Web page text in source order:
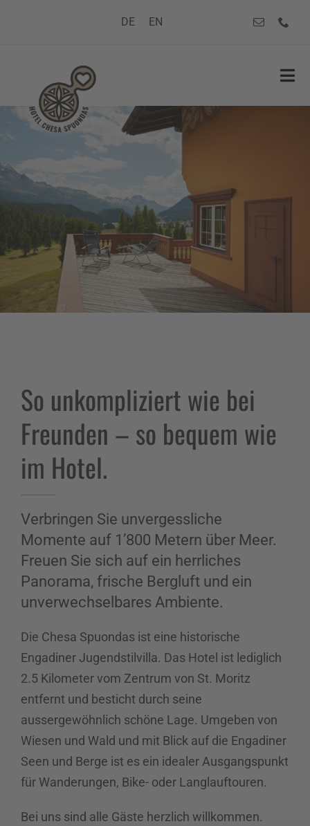
DE EN
So unkompliziert wie bei
Freunden – so bequem wie
im Hotel.
Verbringen Sie unvergessliche
Momente auf 1’800 Metern über Meer.
Freuen Sie sich auf ein herrliches
Panorama, frische Bergluft und ein
unverwechselbares Ambiente.
Die Chesa Spuondas ist eine historische
Engadiner Jugendstilvilla. Das Hotel ist lediglich
2.5 Kilometer vom Zentrum von St. Moritz
entfernt und besticht durch seine
aussergewöhnlich schöne Lage. Umgeben von
Wiesen und Wald und mit Blick auf die Engadiner
Seen und Berge ist es ein idealer Ausgangspunkt
für Wanderungen, Bike- oder Langlauftouren.
Bei uns sind alle Gäste herzlich willkommen.